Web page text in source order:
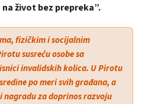
život bez prepreka”.
fizičkim i socijalnim
susreću osobe sa
invalidskih kolica. U Pirotu
po meri svih građana, a
nagradu za doprinos razvoju